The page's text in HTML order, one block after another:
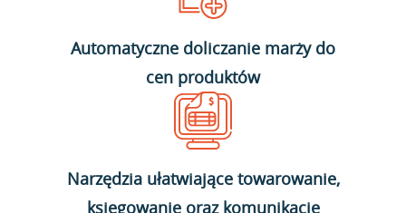
Automatyczne doliczanie marży do
cen produktów
Narzędzia ułatwiające towarowanie,
księgowanie oraz komunikację